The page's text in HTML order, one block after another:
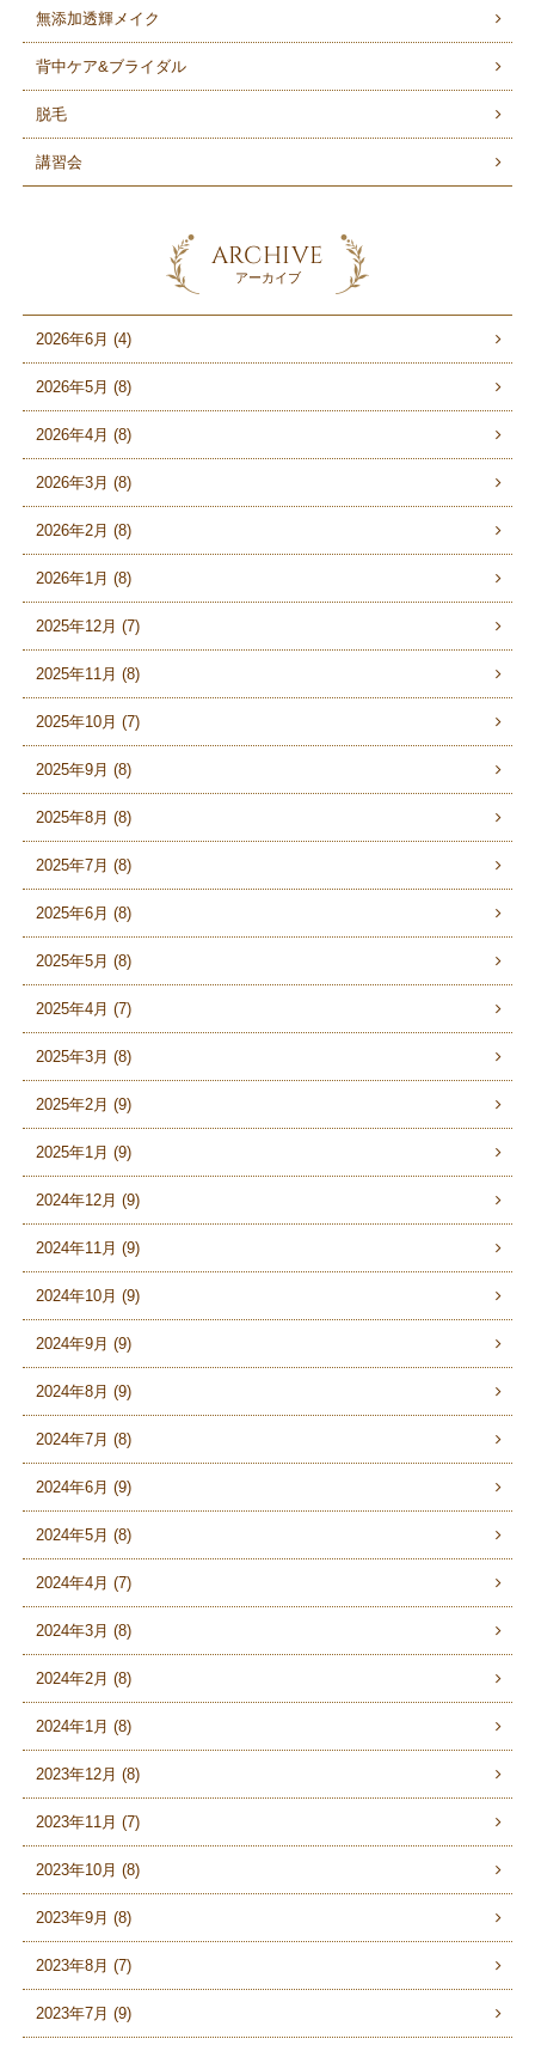
無添加透輝メイク
背中ケア&ブライダル
脱毛
講習会
ARCHIVE
アーカイブ
2026年6月 (4)
2026年5月 (8)
2026年4月 (8)
2026年3月 (8)
2026年2月 (8)
2026年1月 (8)
2025年12月 (7)
2025年11月 (8)
2025年10月 (7)
2025年9月 (8)
2025年8月 (8)
2025年7月 (8)
2025年6月 (8)
2025年5月 (8)
2025年4月 (7)
2025年3月 (8)
2025年2月 (9)
2025年1月 (9)
2024年12月 (9)
2024年11月 (9)
2024年10月 (9)
2024年9月 (9)
2024年8月 (9)
2024年7月 (8)
2024年6月 (9)
2024年5月 (8)
2024年4月 (7)
2024年3月 (8)
2024年2月 (8)
2024年1月 (8)
2023年12月 (8)
2023年11月 (7)
2023年10月 (8)
2023年9月 (8)
2023年8月 (7)
2023年7月 (9)